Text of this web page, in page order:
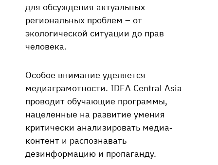
для обсуждения актуальных
региональных проблем – от
экологической ситуации до прав
человека.
Особое внимание уделяется
медиаграмотности. IDEA Central Asia
проводит обучающие программы,
нацеленные на развитие умения
критически анализировать медиа-
контент и распознавать
дезинформацию и пропаганду.